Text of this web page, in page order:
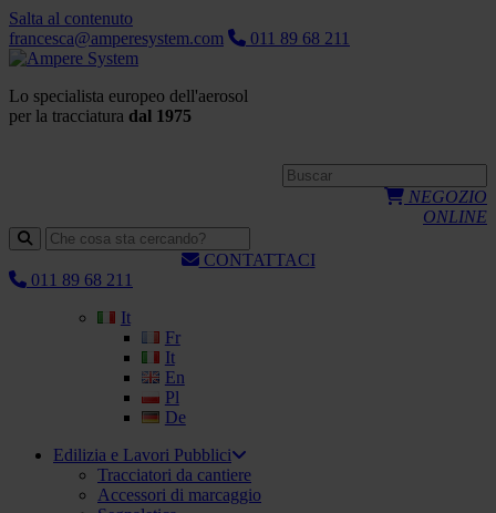
Salta al contenuto
francesca@amperesystem.com
011 89 68 211
Lo specialista europeo dell'aerosol
per la tracciatura dal 1975
NEGOZIO
ONLINE
CONTATTACI
011 89 68 211
It
Fr
It
En
Pl
De
Edilizia e Lavori Pubblici
Tracciatori da cantiere
Accessori di marcaggio